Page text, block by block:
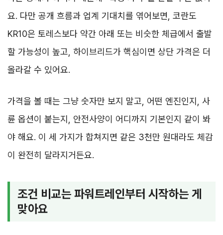
요. 다만 공개 흐름과 업계 기대치를 엮어보면, 코란도
KR10은 토레스보다 약간 아래 또는 비슷한 체급에서 출발
할 가능성이 높고, 하이브리드가 핵심이면 상단 가격은 더
올라갈 수 있어요.
가격을 볼 때는 그냥 숫자만 보지 말고, 어떤 엔진인지, 사
륜 옵션이 붙는지, 안전사양이 어디까지 기본인지 같이 봐
야 해요. 이 세 가지가 합쳐지면 같은 3천만 원대라도 체감
이 완전히 달라지거든요.
조건 비교는 파워트레인부터 시작하는 게
맞아요